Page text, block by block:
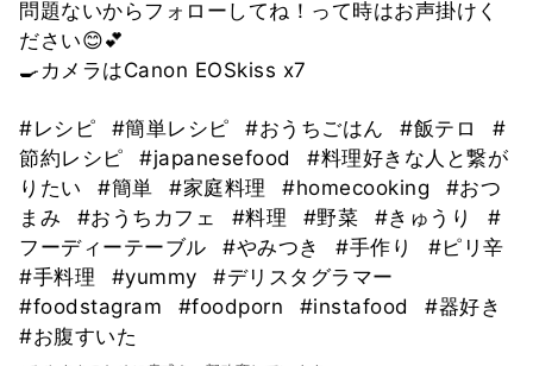
問題ないからフォローしてね！って時はお声掛けく
ださい😊💕
🍳カメラはCanon EOSkiss x7
#レシピ #簡単レシピ #おうちごはん #飯テロ
#
節約レシピ
#japanesefood
#料理好きな人と繋が
りたい
#簡単 #家庭料理 #homecooking
#おつ
まみ
#おうちカフェ #料理 #野菜 #きゅうり
#
フーディーテーブル
#やみつき #手作り
#ピリ辛
#手料理
#yummy
#デリスタグラマー
#foodstagram
#foodporn #instafood
#器好き
#お腹すいた